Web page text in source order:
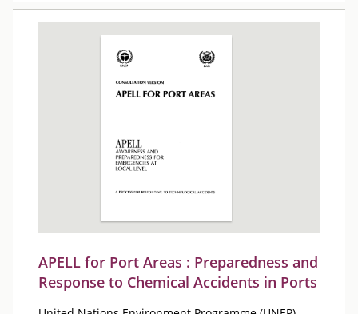
APELL for Port Areas : Preparedness and
Response to Chemical Accidents in Ports